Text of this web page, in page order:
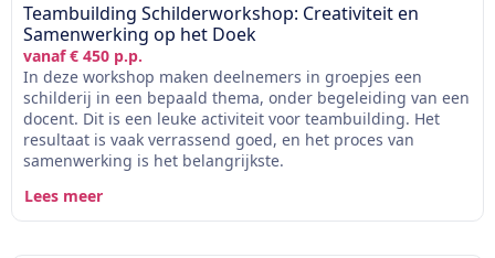
Teambuilding Schilderworkshop: Creativiteit en
Samenwerking op het Doek
vanaf € 450 p.p.
In deze workshop maken deelnemers in groepjes een
schilderij in een bepaald thema, onder begeleiding van een
docent. Dit is een leuke activiteit voor teambuilding. Het
resultaat is vaak verrassend goed, en het proces van
samenwerking is het belangrijkste.
Lees meer